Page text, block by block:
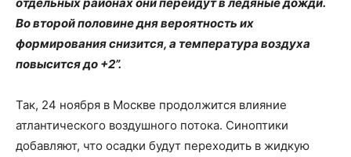
Во второй половине дня вероятность их
формирования снизится, а температура воздуха
повысится до +2”.
Так, 24 ноября в Москве продолжится влияние
атлантического воздушного потока. Синоптики
добавляют, что осадки будут переходить в жидкую